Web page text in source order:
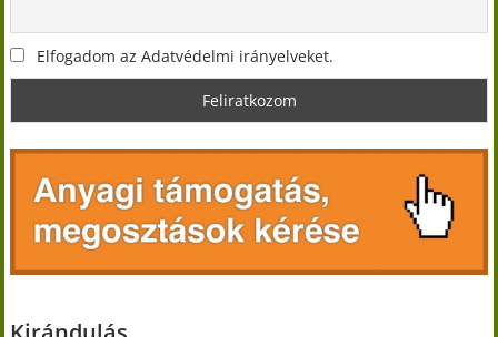
Elfogadom az Adatvédelmi irányelveket.